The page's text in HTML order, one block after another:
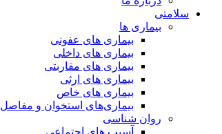
سلامتی
بیماری ها
بیماری های عفونی
بیماری های داخلی
بیماری های مقاربتی
بیماری های ارثی
بیماری های خاص
بیماری‌های استخوان و مفاصل
روان شناسی
آسیب های اجتماعی